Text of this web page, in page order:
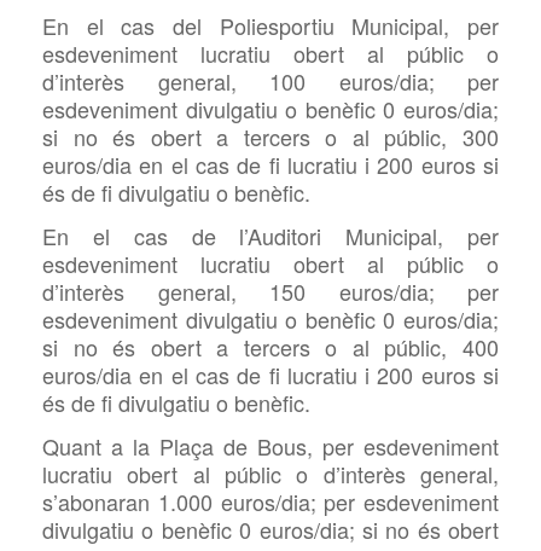
En el cas del Poliesportiu Municipal, per
esdeveniment lucratiu obert al públic o
d’interès general, 100 euros/dia; per
esdeveniment divulgatiu o benèfic 0 euros/dia;
si no és obert a tercers o al públic, 300
euros/dia en el cas de fi lucratiu i 200 euros si
és de fi divulgatiu o benèfic.
En el cas de l’Auditori Municipal, per
esdeveniment lucratiu obert al públic o
d’interès general, 150 euros/dia; per
esdeveniment divulgatiu o benèfic 0 euros/dia;
si no és obert a tercers o al públic, 400
euros/dia en el cas de fi lucratiu i 200 euros si
és de fi divulgatiu o benèfic.
Quant a la Plaça de Bous, per esdeveniment
lucratiu obert al públic o d’interès general,
s’abonaran 1.000 euros/dia; per esdeveniment
divulgatiu o benèfic 0 euros/dia; si no és obert